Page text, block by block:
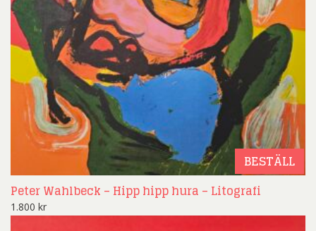
BESTÄLL
Peter Wahlbeck – Hipp hipp hura – Litografi
1.800 kr